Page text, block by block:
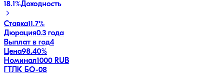
18.1%Доходность
Ставка11.7%
Дюрация0.3 года
Выплат в год4
Цена98.40%
Номинал1000 RUB
ГТЛК БО-08